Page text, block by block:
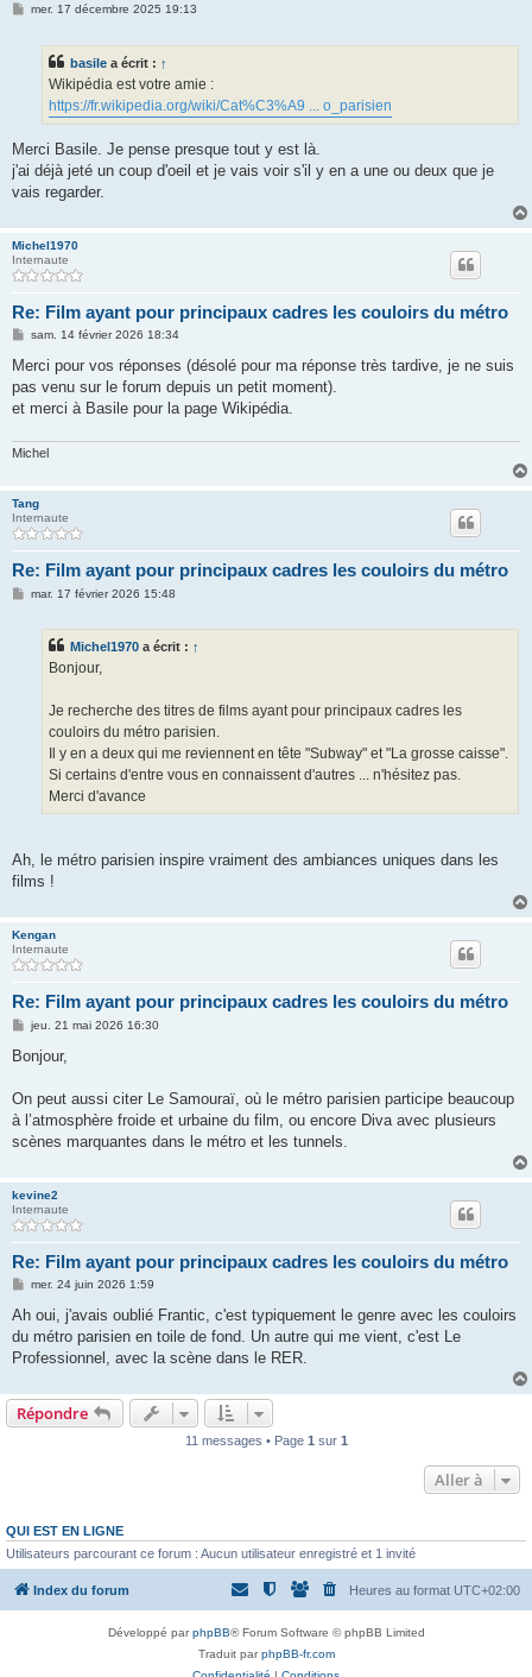
Mmer. 17 décembre 2025 19:13
basile a écrit : ↑
Wikipédia est votre amie :
https://fr.wikipedia.org/wiki/Cat%C3%A9 ... o_parisien
Merci Basile. Je pense presque tout y est là.
j'ai déjà jeté un coup d'oeil et je vais voir s'il y en a une ou deux que je
vais regarder.
Michel1970
Internaute
Re: Film ayant pour principaux cadres les couloirs du métro
M
s
a
g
sam. 14 février 2026 18:34
Merci pour vos réponses (désolé pour ma réponse très tardive, je ne suis
pas venu sur le forum depuis un petit moment).
et merci à Basile pour la page Wikipédia.
Michel
Tang
Internaute
Re: Film ayant pour principaux cadres les couloirs du métro
Mmar. 17 février 2026 15:48
Michel1970 a écrit : ↑
Bonjour,
Je recherche des titres de films ayant pour principaux cadres les
couloirs du métro parisien.
Il y en a deux qui me reviennent en tête "Subway" et "La grosse caisse".
Si certains d'entre vous en connaissent d'autres ... n'hésitez pas.
Merci d'avance
Ah, le métro parisien inspire vraiment des ambiances uniques dans les
films !
Kengan
Internaute
Re: Film ayant pour principaux cadres les couloirs du métro
M
s
g
jeu. 21 mai 2026 16:30
Bonjour,
On peut aussi citer Le Samouraï, où le métro parisien participe beaucoup
à l’atmosphère froide et urbaine du film, ou encore Diva avec plusieurs
scènes marquantes dans le métro et les tunnels.
kevine2
Internaute
Re: Film ayant pour principaux cadres les couloirs du métro
M
s
a
g
mer. 24 juin 2026 1:59
Ah oui, j'avais oublié Frantic, c'est typiquement le genre avec les couloirs
du métro parisien en toile de fond. Un autre qui me vient, c'est Le
Professionnel, avec la scène dans le RER.
Répondre
11 messages • Page 1 sur 1
Aller à
QUI EST EN LIGNE
Utilisateurs parcourant ce forum : Aucun utilisateur enregistré et 1 invité
Index du forum Heures au format UTC+02:00
Développé parphpBB® Forum Software © phpBB Limited
Traduit parphpBB-fr.com